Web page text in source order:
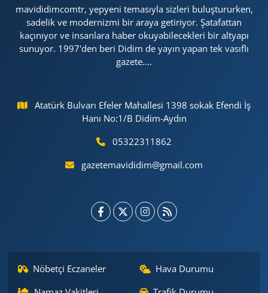
mavididimcomtr, yepyeni temasıyla sizleri buluştururken,
sadelik ve modernizmi bir araya getiriyor. Şatafattan
kaçınıyor ve insanlara haber okuyabilecekleri bir altyapı
sunuyor. 1997'den beri Didim de yayın yapan tek vasıflı
gazete....
Atatürk Bulvarı Efeler Mahallesi 1398 sokak Efendi İş
Hanı No:1/B Didim-Aydın
05322311862
gazetemavididim@gmail.com
Nöbetçi Eczaneler
Hava Durumu